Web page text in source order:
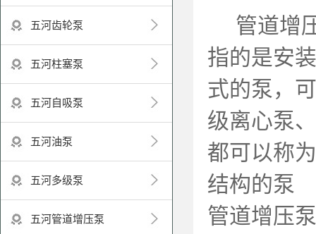
五河齿轮泵
五河柱塞泵
五河自吸泵
五河油泵
五河多级泵
五河管道增压泵
管道增
指的是安
式的泵，
级离心泵
都可以称
结构的泵
管道增压